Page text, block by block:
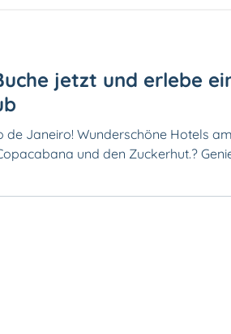
jetzt und erlebe
de Janeiro! Wunderschöne Hotels
und den Zuckerhut.?